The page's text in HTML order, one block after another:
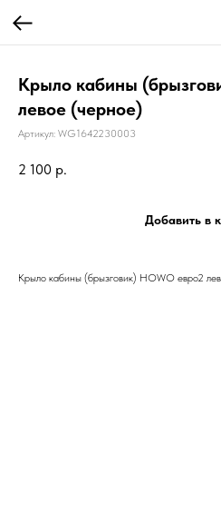
Крыло кабины
левое (черное)
Артикул: WG1642230003
2 100 р.
Добавить в
Крыло кабины (брызговик) HOWO евро2